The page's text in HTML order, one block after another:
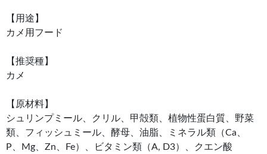
【用途】
カメ用フード
【推奨種】
カメ
【原材料】
シュリンプミール、クリル、甲殻類、植物性蛋白質、野菜
類、フィッシュミール、酵母、油脂、ミネラル類（Ca、
P、Mg、Zn、Fe）、ビタミン類（A, D3）、クエン酸